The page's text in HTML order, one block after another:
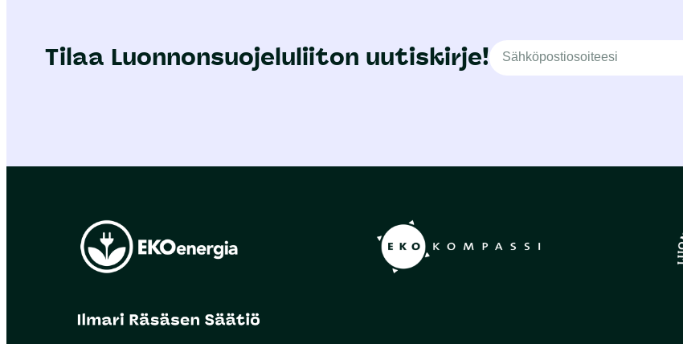
Tilaa Luonnonsuojeluliiton uutiskirje!